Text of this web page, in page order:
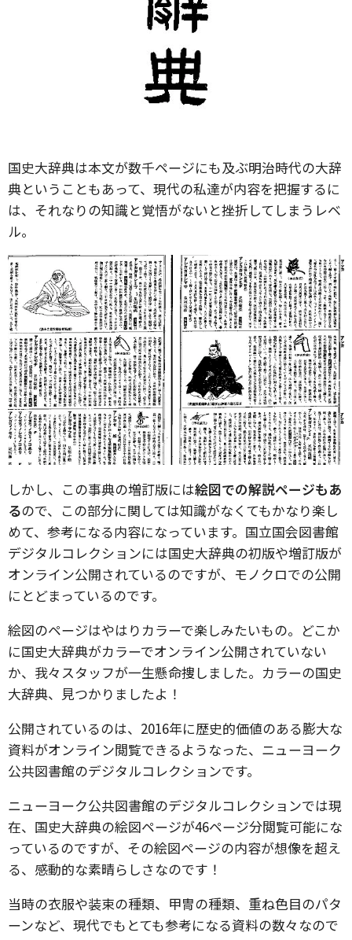
国史大辞典は本文が数千ページにも及ぶ明治時代の大辞
典ということもあって、現代の私達が内容を把握するに
は、それなりの知識と覚悟がないと挫折してしまうレベ
ル。
しかし、この事典の増訂版には絵図での解説ページもあ
るので、この部分に関しては知識がなくてもかなり楽し
めて、参考になる内容になっています。国立国会図書館
デジタルコレクションには国史大辞典の初版や増訂版が
オンライン公開されているのですが、モノクロでの公開
にとどまっているのです。
絵図のページはやはりカラーで楽しみたいもの。どこか
に国史大辞典がカラーでオンライン公開されていない
か、我々スタッフが一生懸命捜しました。カラーの国史
大辞典、見つかりましたよ！
公開されているのは、2016年に歴史的価値のある膨大な
資料がオンライン閲覧できるようなった、ニューヨーク
公共図書館のデジタルコレクションです。
ニューヨーク公共図書館のデジタルコレクションでは現
在、国史大辞典の絵図ページが46ページ分閲覧可能にな
っているのですが、その絵図ページの内容が想像を超え
る、感動的な素晴らしさなのです！
当時の衣服や装束の種類、甲冑の種類、重ね色目のパタ
ーンなど、現代でもとても参考になる資料の数々なので